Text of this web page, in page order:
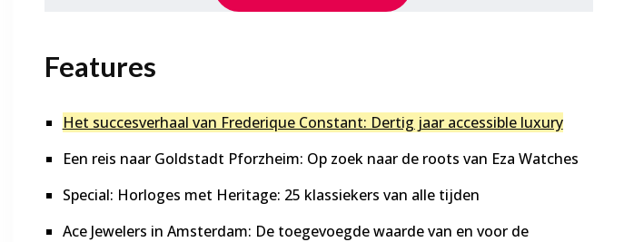
Features
Het succesverhaal van Frederique Constant: Dertig jaar accessible luxury
Een reis naar Goldstadt Pforzheim: Op zoek naar de roots van Eza Watches
Special: Horloges met Heritage: 25 klassiekers van alle tijden
Ace Jewelers in Amsterdam: De toegevoegde waarde van en voor de